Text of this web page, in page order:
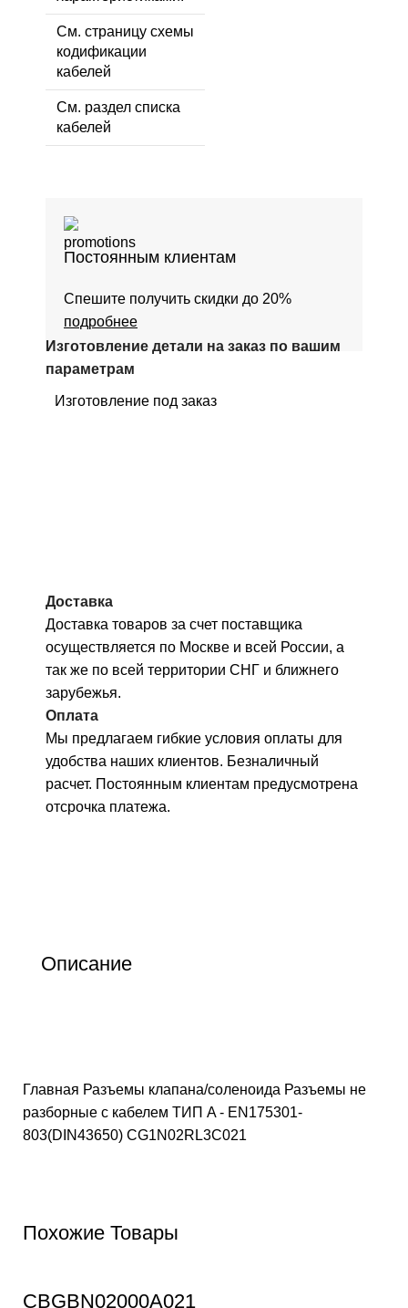
См. страницу схемы
кодификации
кабелей
См. раздел списка
кабелей
Постоянным клиентам
Спешите получить скидки до 20%
подробнее
Изготовление детали на заказ по вашим
параметрам
Изготовление под заказ
Доставка
Доставка товаров за счет поставщика
осуществляется по Москве и всей России, а
так же по всей территории СНГ и ближнего
зарубежья.
Оплата
Мы предлагаем гибкие условия оплаты для
удобства наших клиентов. Безналичный
расчет. Постоянным клиентам предусмотрена
отсрочка платежа.
Описание
Главная Разъемы клапана/соленоида Разъемы не
разборные с кабелем ТИП A - EN175301-
803(DIN43650) CG1N02RL3C021
Похожие Товары
CBGBN02000A021